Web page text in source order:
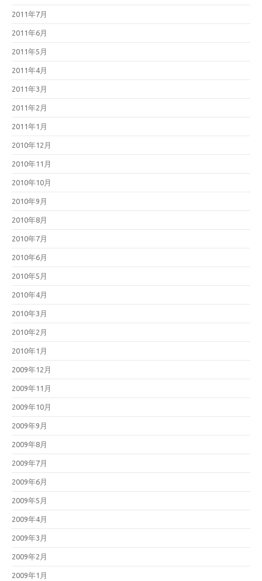
2011年7月
2011年6月
2011年5月
2011年4月
2011年3月
2011年2月
2011年1月
2010年12月
2010年11月
2010年10月
2010年9月
2010年8月
2010年7月
2010年6月
2010年5月
2010年4月
2010年3月
2010年2月
2010年1月
2009年12月
2009年11月
2009年10月
2009年9月
2009年8月
2009年7月
2009年6月
2009年5月
2009年4月
2009年3月
2009年2月
2009年1月